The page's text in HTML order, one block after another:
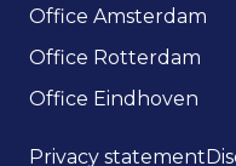
Office Amsterdam
Office Rotterdam
Office Eindhoven
Privacy statement